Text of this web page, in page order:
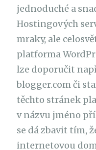
jednoduché a
Hostingových
mraky, ale
platforma
lze doporučit
blogger.com či
těchto stránek
v názvu jméno
se dá zbavit tím,
internetovou